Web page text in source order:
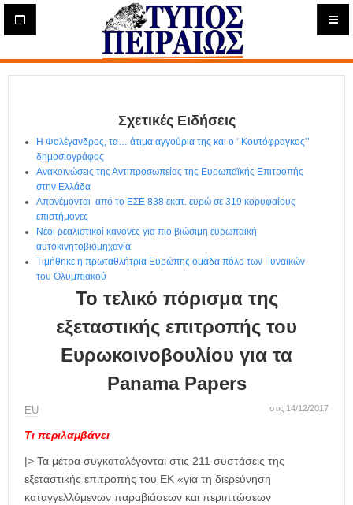
Η
ε
ρ
Σχετικές Ειδήσεις
Η Φολέγανδρος, τα… άτιμα αγγούρια της και ο ‘’Κουτόφραγκος’’
δημοσιογράφος
Ανακοινώσεις της Αντιπροσωπείας της Ευρωπαϊκής Επιτροπής
στην Ελλάδα
Απονέμονται από το ΕΣΕ 838 εκατ. ευρώ σε 319 κορυφαίους
επιστήμονες
Νέοι ρεαλιστικοί κανόνες για πιο βιώσιμη ευρωπαϊκή
αυτοκινητοβιομηχανία
Τιμήθηκε η πρωταθλήτρια Ευρώπης ομάδα πόλο των Γυναικών
του Ολυμπιακού
Το τελικό πόρισμα της
εξεταστικής επιτροπής του
Ευρωκοινοβουλίου για τα
Panama Papers
ΕU στις 14/12/2017
Τι περιλαμβάνει
|> Τα μέτρα συγκαταλέγονται στις 211 συστάσεις της
εξεταστικής επιτροπής του ΕΚ «για τη διερεύνηση
καταγγελλόμενων παραβιάσεων και περιπτώσεων